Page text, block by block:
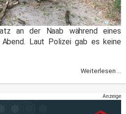
an der Naab während eines
Laut Polizei gab es keine
Weiterlesen ...
Anzeige